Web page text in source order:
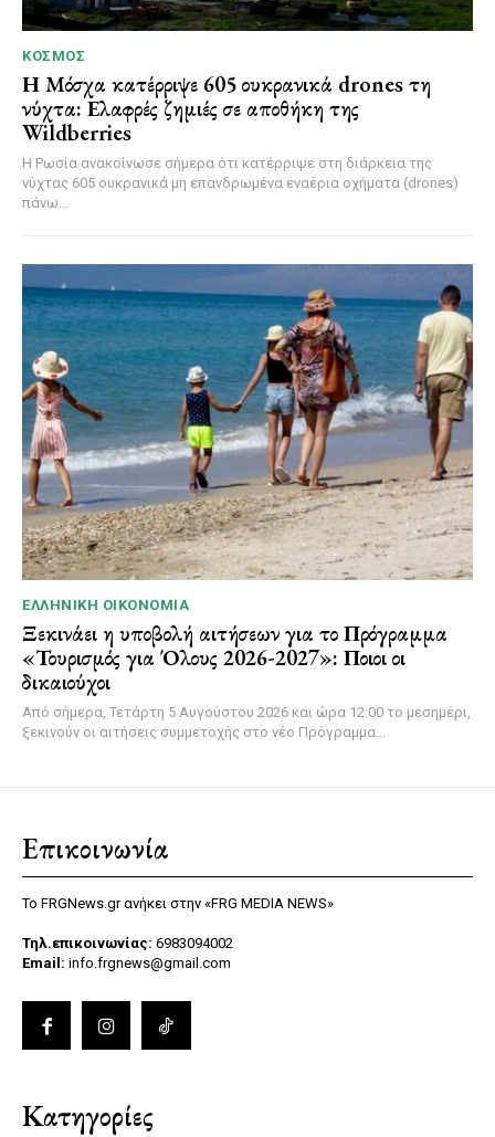
ΚΌΣΜΟΣ
Η Μόσχα κατέρριψε 605 ουκρανικά drones τη
νύχτα: Ελαφρές ζημιές σε αποθήκη της
Wildberries
Η Ρωσία ανακοίνωσε σήμερα ότι κατέρριψε στη διάρκεια της
νύχτας 605 ουκρανικά μη επανδρωμένα εναέρια οχήματα (drones)
πάνω...
ΕΛΛΗΝΙΚΉ ΟΙΚΟΝΟΜΊΑ
Ξεκινάει η υποβολή αιτήσεων για το Πρόγραμμα
«Τουρισμός για Όλους 2026-2027»: Ποιοι οι
δικαιούχοι
Από σήμερα, Τετάρτη 5 Αυγούστου 2026 και ώρα 12:00 το μεσημέρι,
ξεκινούν οι αιτήσεις συμμετοχής στο νέο Πρόγραμμα...
Επικοινωνία
Το FRGNews.gr ανήκει στην «FRG MEDIA NEWS»
Τηλ.επικοινωνίας: 6983094002
Email: info.frgnews@gmail.com
Κατηγορίες